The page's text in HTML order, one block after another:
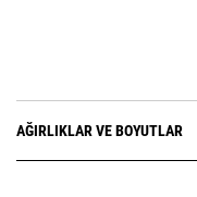
AĞIRLIKLAR VE BOYUTLAR